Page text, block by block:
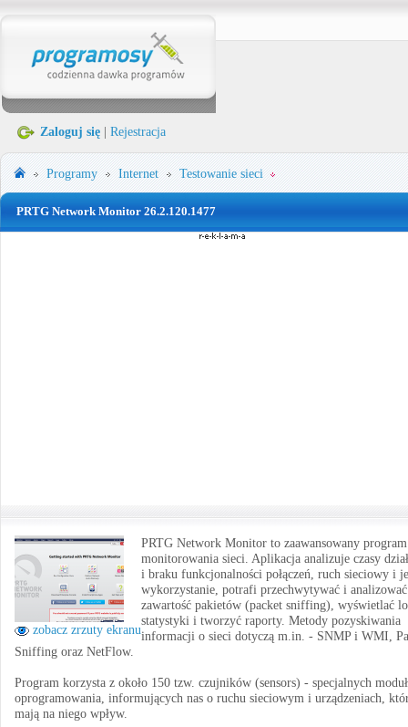
Zaloguj się Rejestracja
Programy Internet Testowanie sieci
PRTG Network Monitor 26.2.120.1477
zobacz zrzuty ekranu
PRTG Network Monitor to zaawansowany
monitorowania sieci. Aplikacja analizuje czasy
i braku funkcjonalności połączeń, ruch sieciowy i
wykorzystanie, potrafi przechwytywać i analizować
zawartość pakietów (packet sniffing), wyświetlać
statystyki i tworzyć raporty. Metody pozyskiwania
informacji o sieci dotyczą m.in. - SNMP i WMI,
Sniffing oraz NetFlow.
Program korzysta z około 150 tzw. czujników (sensors) - specjalnych
oprogramowania, informujących nas o ruchu sieciowym i urządzeniach,
mają na niego wpływ.